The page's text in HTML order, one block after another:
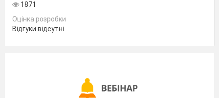
1871
Оцінка розробки
Відгуки відсутні